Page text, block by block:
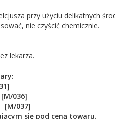
przy użyciu delikatnych
nie czyścić chemicznie.
lekarza.
[M/036]
[M/037]
się pod ceną towaru.